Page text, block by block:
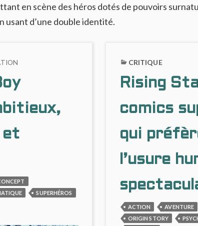
en scène des héros dotés de pouvoirs
usant d’une double identité.
et
SUPERHÉROS
CRITIQUE
Rising
comics
qui
l’usure
ACTION AVENTURE
ORIGIN STORY